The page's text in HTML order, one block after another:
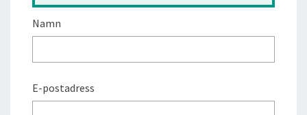
Namn
E-postadress